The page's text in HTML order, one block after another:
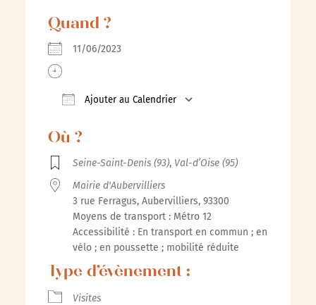
Quand ?
11/06/2023
Ajouter au Calendrier
Où ?
Seine-Saint-Denis (93), Val-d’Oise (95)
Mairie d'Aubervilliers
3 rue Ferragus, Aubervilliers, 93300
Moyens de transport : Métro 12
Accessibilité : En transport en commun ; en
vélo ; en poussette ; mobilité réduite
Type d’évènement :
Visites